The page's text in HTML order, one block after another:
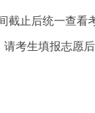
截止后统一查看
请考生填报志愿